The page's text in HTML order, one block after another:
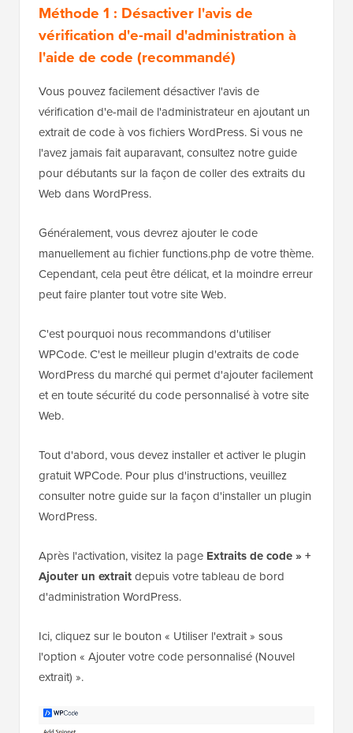
Méthode 1 : Désactiver l'avis de
vérification d'e-mail d'administration à
l'aide de code (recommandé)
Vous pouvez facilement désactiver l'avis de
vérification d'e-mail de l'administrateur en ajoutant un
extrait de code à vos fichiers WordPress. Si vous ne
l'avez jamais fait auparavant, consultez notre guide
pour débutants sur la façon de coller des extraits du
Web dans WordPress.
Généralement, vous devrez ajouter le code
manuellement au fichier functions.php de votre thème.
Cependant, cela peut être délicat, et la moindre erreur
peut faire planter tout votre site Web.
C'est pourquoi nous recommandons d'utiliser
WPCode. C'est le meilleur plugin d'extraits de code
WordPress du marché qui permet d'ajouter facilement
et en toute sécurité du code personnalisé à votre site
Web.
Tout d'abord, vous devez installer et activer le plugin
gratuit WPCode. Pour plus d'instructions, veuillez
consulter notre guide sur la façon d'installer un plugin
WordPress.
Après l'activation, visitez la page Extraits de code » +
Ajouter un extraitdepuis votre tableau de bord
d'administration WordPress.
Ici, cliquez sur le bouton « Utiliser l'extrait » sous
l'option « Ajouter votre code personnalisé (Nouvel
extrait) ».